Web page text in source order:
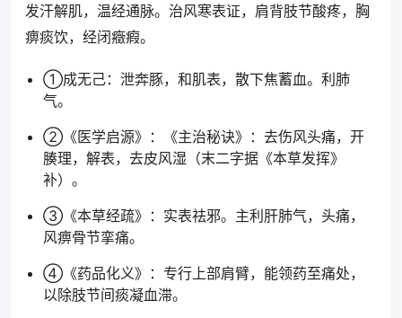
发汗解肌，温经通脉。治风寒表证，肩背肢节酸疼，胸
痹痰饮，经闭癥瘕。
①成无己：泄奔豚，和肌表，散下焦蓄血。利肺
气。
②《医学启源》：《主治秘诀》：去伤风头痛，开
腠理，解表，去皮风湿（末二字据《本草发挥》
补）。
③《本草经疏》：实表祛邪。主利肝肺气，头痛，
风痹骨节挛痛。
④《药品化义》：专行上部肩臂，能领药至痛处，
以除肢节间痰凝血滞。